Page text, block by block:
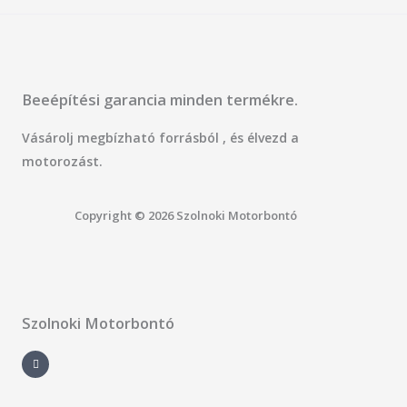
Beeépítési garancia minden termékre.
Vásárolj megbízható forrásból , és élvezd a
motorozást.
Copyright © 2026 Szolnoki Motorbontó
Szolnoki Motorbontó
a
c
e